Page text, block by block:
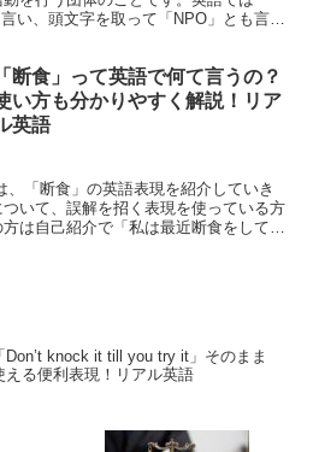
い、頭文字を取って「NPO」とも言わ
「断食」って英語で何て言うの？
い方も分かりやすく解説！リア
英語
、「断食」の英語表現を紹介していき
いて、誤解を招く表現を使っている方
は自己紹介で「私は最近断食をしてい
「Don’t knock it till you try it」そのまま
える便利表現！リアル英語